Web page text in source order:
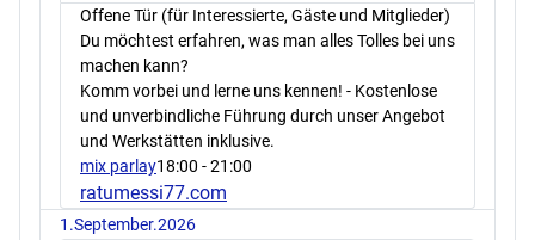
Offene Tür (für Interessierte, Gäste und Mitglieder)
Du möchtest erfahren, was man alles Tolles bei uns
machen kann?
Komm vorbei und lerne uns kennen! - Kostenlose
und unverbindliche Führung durch unser Angebot
und Werkstätten inklusive.
mix parlay18:00 - 21:00
ratumessi77.com
1.September.2026